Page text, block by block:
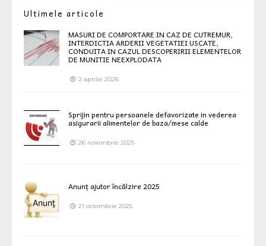
Ultimele articole
MASURI DE COMPORTARE IN CAZ DE CUTREMUR,
INTERDICTIA ARDERII VEGETATIEI USCATE,
CONDUITA IN CAZUL DESCOPERIRII ELEMENTELOR
DE MUNITIE NEEXPLODATA
2 aprilie 2026
Sprijin pentru persoanele defavorizate in vederea
asigurarii alimentelor de baza/mese calde
26 noiembrie 2025
Anunț ajutor încălzire 2025
21 octombrie 2025